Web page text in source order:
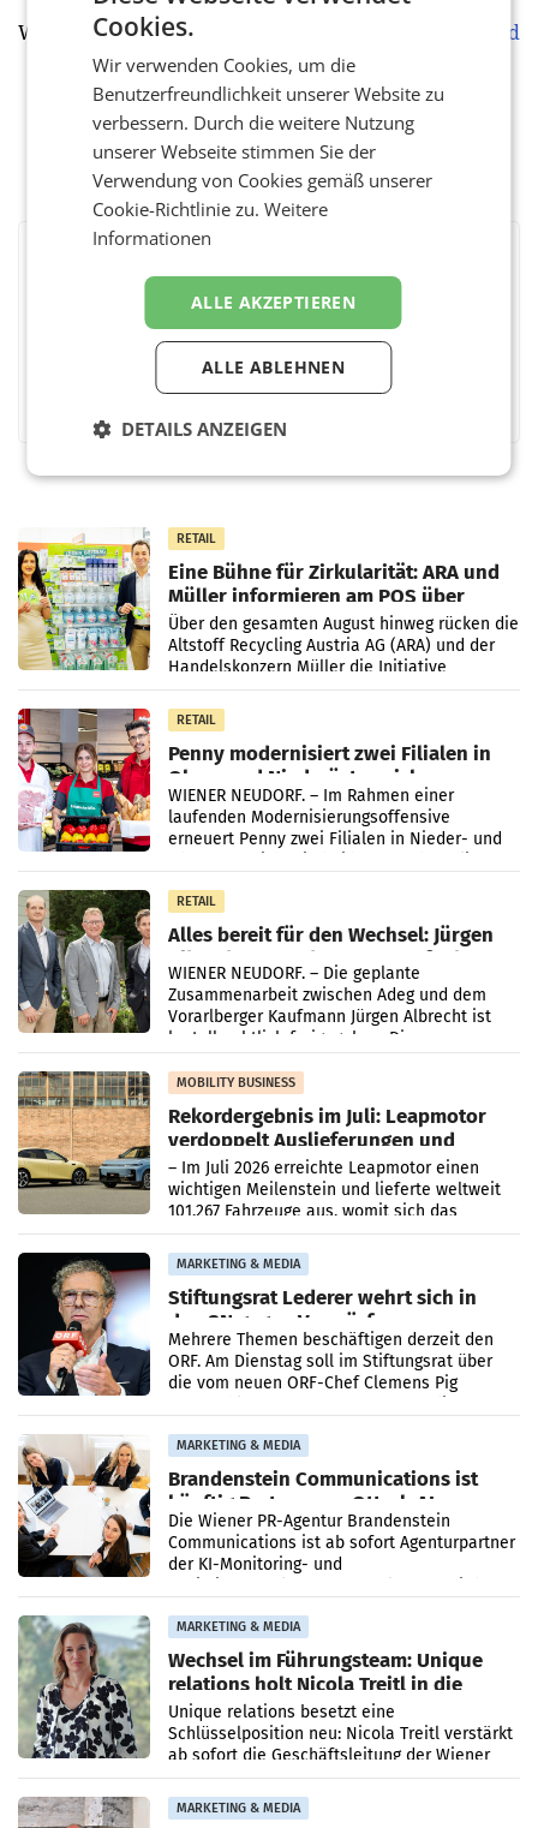
Weitere Infos:http://www.global-competence.net/food
Twitter
RETAIL
Eine Bühne für Zirkularität: ARA und
Müller informieren am POS über
Kreislauffähigkeit
Über den gesamten August hinweg rücken die
Altstoff Recycling Austria AG (ARA) und der
Handelskonzern Müller die Initiative
„Kreislauf-Helden“ in allen österreichischen
Müller-Filialen
RETAIL
Penny modernisiert zwei Filialen in
Ober- und Niederösterreich
WIENER NEUDORF. – Im Rahmen einer
laufenden Modernisierungsoffensive
erneuert Penny zwei Filialen in Nieder- und
RETAIL
Alles bereit für den Wechsel: Jürgen
Albrecht setzt ab 1.1.2027 auf Adeg
WIENER NEUDORF. – Die geplante
Zusammenarbeit zwischen Adeg und dem
Vorarlberger Kaufmann Jürgen Albrecht ist
kartellrechtlich freigegeben: Die
Bundeswettbewerbsbehörde und der
Bundeskartellanwalt
MOBILITY BUSINESS
Rekordergebnis im Juli: Leapmotor
verdoppelt Auslieferungen und
überschreitet die 100.000er-Marke
– Im Juli 2026 erreichte Leapmotor einen
wichtigen Meilenstein und lieferte weltweit
101.267 Fahrzeuge aus, womit sich das
Ergebnis gegenüber Juli 2025 mehr als
verdoppelte (+102
MARKETING & MEDIA
Stiftungsrat Lederer wehrt sich in
den SN gegen Vorwürfe
Mehrere Themen beschäftigen derzeit den
ORF. Am Dienstag soll im Stiftungsrat über
die vom neuen ORF-Chef Clemens Pig
MARKETING & MEDIA
Brandenstein Communications ist
künftig Partner von OtterlyAI
Die Wiener PR-Agentur Brandenstein
Communications ist ab sofort Agenturpartner
der KI-Monitoring- und
MARKETING & MEDIA
Wechsel im Führungsteam: Unique
relations holt Nicola Treitl in die
Geschäftsleitung
Unique relations besetzt eine
Schlüsselposition neu: Nicola Treitl verstärkt
ab sofort die Geschäftsleitung der Wiener
PR-Agentur an der Seite von Josef Kalina und
Anna Kalina-Mahr.
MARKETING & MEDIA
Cookies.
Wir verwenden Cookies, um die
Benutzerfreundlichkeit unserer Website zu
verbessern. Durch die weitere Nutzung
unserer Webseite stimmen Sie der
Verwendung von Cookies gemäß unserer
Cookie-Richtlinie zu.Weitere
Informationen
ALLE AKZEPTIEREN
ALLE ABLEHNEN
DETAILS ANZEIGEN